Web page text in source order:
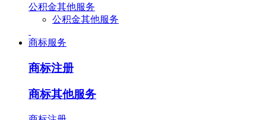
公积金其他服务
公积金其他服务
商标服务
商标注册
商标其他服务